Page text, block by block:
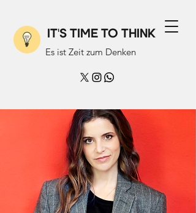
IT'S TIME TO THINK
Es ist Zeit zum Denken